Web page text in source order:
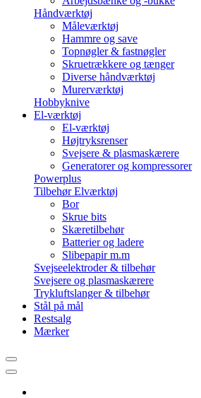
Håndværktøj
Måleværktøj
Hammre og save
Topnøgler & fastnøgler
Skruetrækkere og tænger
Diverse håndværktøj
Murerværktøj
Hobbyknive
El-værktøj
El-værktøj
Højtryksrenser
Svejsere & plasmaskærere
Generatorer og kompressorer
Powerplus
Tilbehør Elværktøj
Bor
Skrue bits
Skæretilbehør
Batterier og ladere
Slibepapir m.m
Svejseelektroder & tilbehør
Svejsere og plasmaskærere
Trykluftslanger & tilbehør
Stål på mål
Restsalg
Mærker